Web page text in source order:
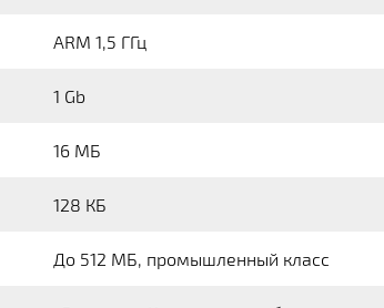
ARM 1,5 ГГц
1 Gb
16 МБ
128 КБ
До 512 МБ, промышленный класс